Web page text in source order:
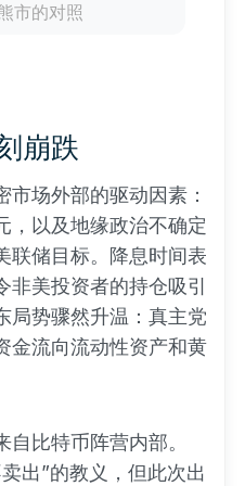
市的对照
崩跌
场外部的驱动因素：
，以及地缘政治不确定
联储目标。降息时间表
美投资者的持仓吸引
局势骤然升温：真主党
金流向流动性资产和黄
比特币阵营内部。
出”的教义，但此次出